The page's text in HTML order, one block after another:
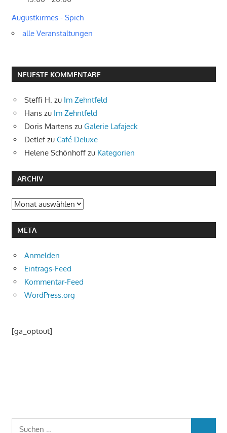
Augustkirmes - Spich
alle Veranstaltungen
NEUESTE KOMMENTARE
Steffi H. zu Im Zehntfeld
Hans zu Im Zehntfeld
Doris Martens zu Galerie Lafajeck
Detlefzu Café Deluxe
Helene Schönhoff zu Kategorien
ARCHIV
Archiv
META
Anmelden
Eintrags-Feed
Kommentar-Feed
WordPress.org
[ga_optout]